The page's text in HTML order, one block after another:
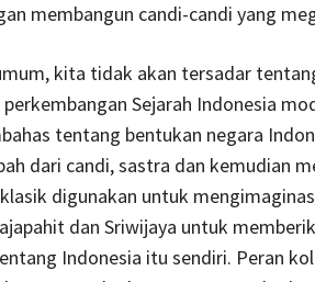
membangun candi-candi yang
kita tidak akan tersadar
Sejarah Indonesia
tentang bentukan negara
dari candi, sastra dan kemudian
digunakan untuk
dan Sriwijaya untuk
Indonesia itu sendiri. Peran